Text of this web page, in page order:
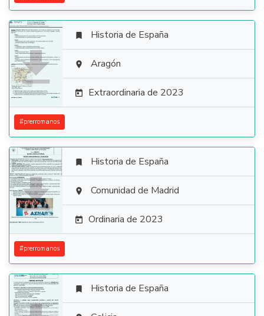

 Historia de España
 Aragón
 Extraordinaria de 2023
#prerromanos

 Historia de España
 Comunidad de Madrid
 Ordinaria de 2023
#prerromanos
 Historia de España